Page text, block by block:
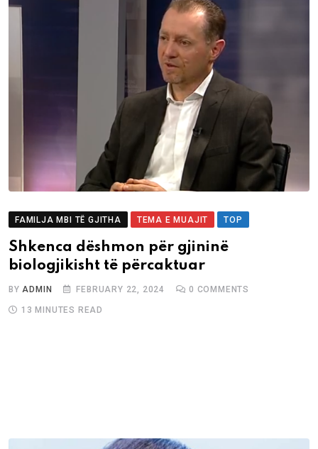
FAMILJA MBI TË GJITHA TEMA E MUAJIT TOP
Shkenca dëshmon për gjininë
biologjikisht të përcaktuar
BYADMIN FEBRUARY 22, 2024 0 COMMENTS
13 MINUTES READ